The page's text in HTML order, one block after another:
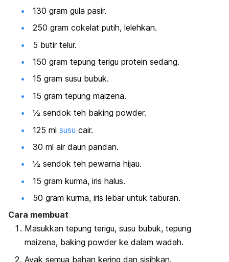
130 gram gula pasir.
250 gram cokelat putih, lelehkan.
5 butir telur.
150 gram tepung terigu protein sedang.
15 gram susu bubuk.
15 gram tepung maizena.
½ sendok teh baking powder.
125 ml susu cair.
30 ml air daun pandan.
½ sendok teh pewarna hijau.
15 gram kurma, iris halus.
50 gram kurma, iris lebar untuk taburan.
Cara membuat
Masukkan tepung terigu, susu bubuk, tepung
maizena, baking powderke dalam wadah.
Ayak semua bahan kering dan sisihkan.